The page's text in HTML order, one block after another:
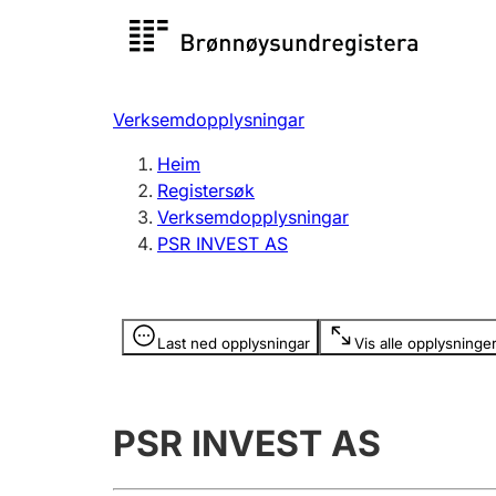
Registersøk
Registrere, endre, slette
Verksemdopplysningar
Heim
Registersøk
Verksemdopplysningar
PSR INVEST AS
Last ned opplysningar Vis alle opplysninger
Opplysninger er skjult
PSR INVEST AS